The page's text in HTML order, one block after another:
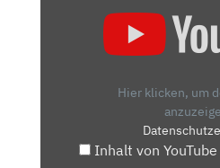
Hier klicken, um
Inhalt von